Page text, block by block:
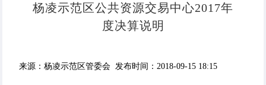
杨凌示范区公共资源交易中心2017年
度决算说明
来源：杨凌示范区管委会 发布时间：2018-09-15 18:15